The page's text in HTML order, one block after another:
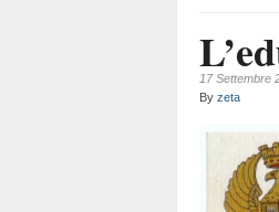
17 Settembre
By zeta